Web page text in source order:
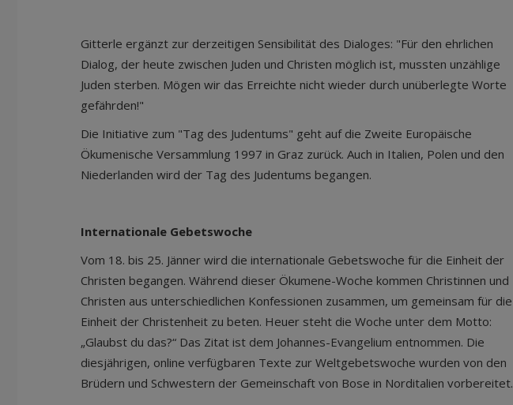
Gitterle ergänzt zur derzeitigen Sensibilität des Dialoges: "Für den ehrlichen
Dialog, der heute zwischen Juden und Christen möglich ist, mussten unzählige
Juden sterben. Mögen wir das Erreichte nicht wieder durch unüberlegte Worte
gefährden!"
Die Initiative zum "Tag des Judentums" geht auf die Zweite Europäische
Ökumenische Versammlung 1997 in Graz zurück. Auch in Italien, Polen und den
Niederlanden wird der Tag des Judentums begangen.
Internationale Gebetswoche
Vom 18. bis 25. Jänner wird die internationale Gebetswoche für die Einheit der
Christen begangen. Während dieser Ökumene-Woche kommen Christinnen und
Christen aus unterschiedlichen Konfessionen zusammen, um gemeinsam für die
Einheit der Christenheit zu beten. Heuer steht die Woche unter dem Motto:
„Glaubst du das?“ Das Zitat ist dem Johannes-Evangelium entnommen. Die
diesjährigen, online verfügbaren Texte zur Weltgebetswoche wurden von den
Brüdern und Schwestern der Gemeinschaft von Bose in Norditalien vorbereitet.